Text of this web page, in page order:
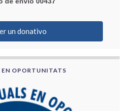
un donativo
EN OPORTUNITATS